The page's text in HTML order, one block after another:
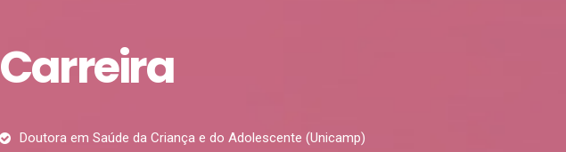
Carreira
Doutora em Saúde da Criança e do Adolescente (Unicamp)